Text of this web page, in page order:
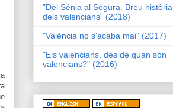
"Del Sénia al Segura. Breu història
dels valencians" (2018)
"València no s'acaba mai" (2017)
"Els valencians, des de quan són
valencians?" (2016)